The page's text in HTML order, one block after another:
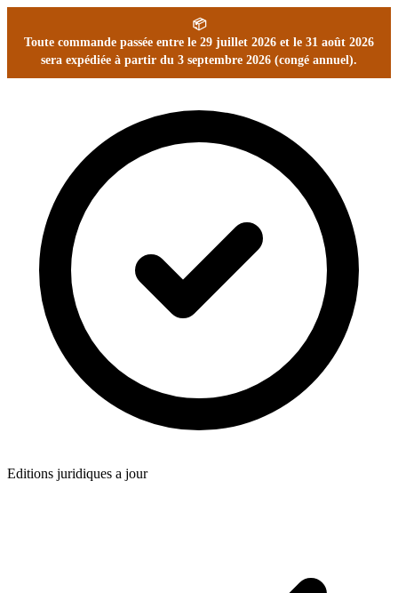
📦
Toute commande passée entre le 29 juillet 2026 et le 31 août 2026
sera expédiée à partir du 3 septembre 2026 (congé annuel).
Editions juridiques a jour